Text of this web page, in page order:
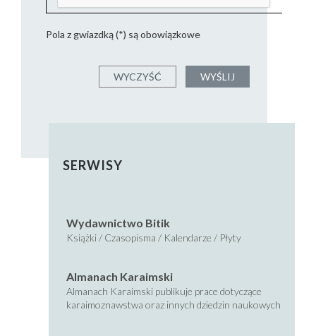
Pola z gwiazdką (*) są obowiązkowe
SERWISY
Wydawnictwo Bitik
Książki / Czasopisma / Kalendarze / Płyty
Almanach Karaimski
Almanach Karaimski publikuje prace dotyczące
karaimoznawstwa oraz innych dziedzin naukowych